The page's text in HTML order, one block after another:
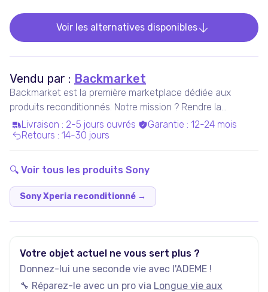
Voir les alternatives disponibles
Vendu par : Backmarket
Backmarket est la première marketplace dédiée aux
produits reconditionnés. Notre mission ? Rendre la
consommation de produits ressuscités mainstream.
Livraison : 2-5 jours ouvrés Garantie : 12-24 mois
Retours : 14-30 jours
🔍 Voir tous les produits Sony
Sony Xperia reconditionné →
Votre objet actuel ne vous sert plus ?
Donnez-lui une seconde vie avec l'ADEME !
🔧 Réparez-le avec un pro via Longue vie aux